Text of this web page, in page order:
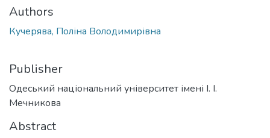
Authors
Кучерява, Поліна Володимирівна
Publisher
Одеський національний університет імені І. І.
Мечникова
Abstract